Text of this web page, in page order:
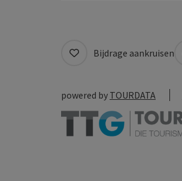
Bijdrage aankruisen
powered by TOURDATA